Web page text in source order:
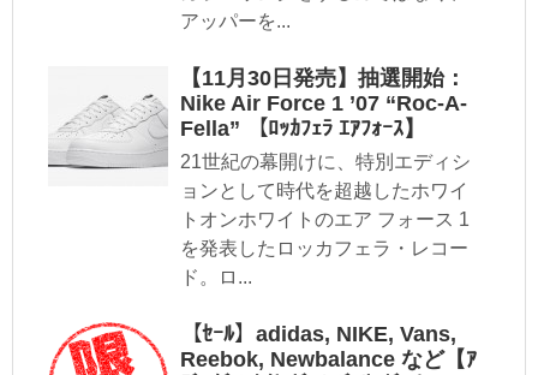
アッパーを...
【11月30日発売】抽選開始：
Nike Air Force 1 ’07 “Roc-A-
Fella” 【ﾛｯｶﾌｪﾗ ｴｱﾌｫｰｽ】
21世紀の幕開けに、特別エディシ
ョンとして時代を超越したホワイ
トオンホワイトのエア フォース 1
を発表したロッカフェラ・レコー
ド。ロ...
【ｾｰﾙ】adidas, NIKE, Vans,
Reebok, Newbalance など【ｱ